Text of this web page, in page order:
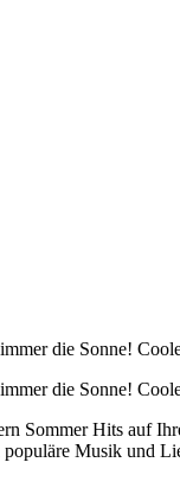
die Sonne!
die Sonne!
Sommer Hits auf
Musik und